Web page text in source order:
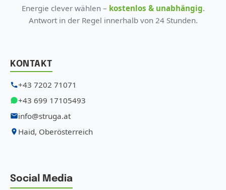
Energie clever wählen – kostenlos & unabhängig.
Antwort in der Regel innerhalb von 24 Stunden.
KONTAKT
+43 7202 71071
+43 699 17105493
info@struga.at
Haid, Oberösterreich
Social Media